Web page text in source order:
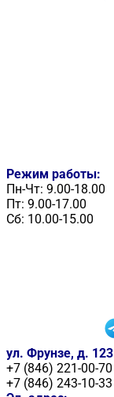
Режим работы:
Пн-Чт: 9.00-18.00
Пт: 9.00-17.00
Сб: 10.00-15.00
ул. Фрунзе, д. 123
+7 (846) 221-00-70
+7 (846) 243-10-33